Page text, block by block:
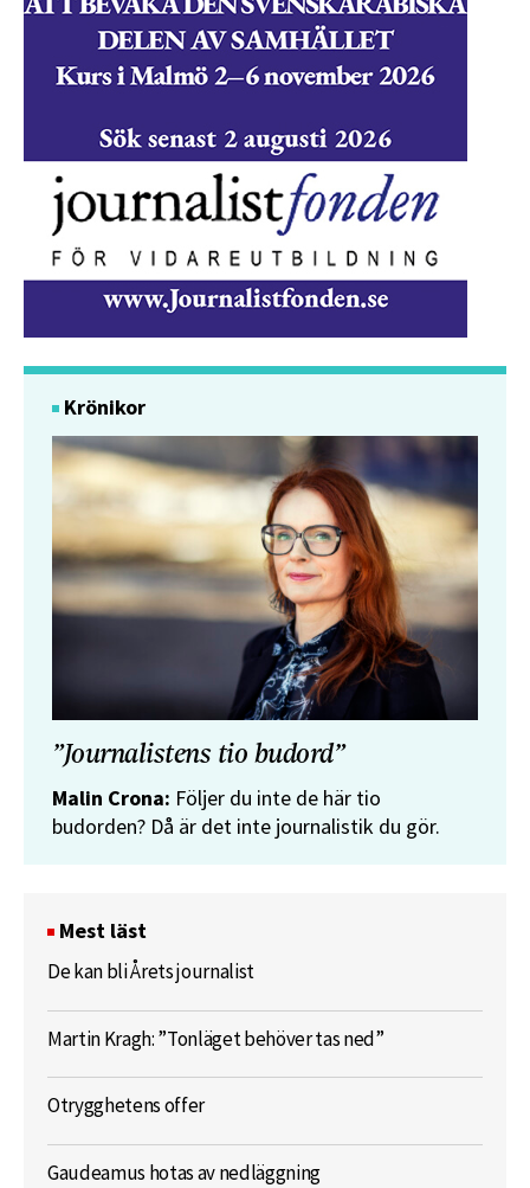
Krönikor
”Journalistens tio budord”
Malin Crona: Följer du inte de här tio
budorden? Då är det inte journalistik du gör.
Mest läst
De kan bli Årets journalist
Martin Kragh: ”Tonläget behöver tas ned”
Otrygghetens offer
Gaudeamus hotas av nedläggning